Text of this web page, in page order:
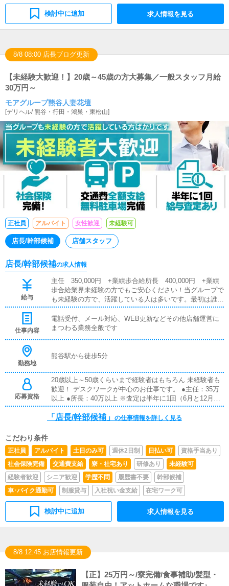
検討中に追加 求人情報を見る
8/8 08:00 店長ブログ更新
【未経験大歓迎！】20歳～45歳の方大募集／一般スタッフ月給
30万円～
モアグループ熊谷人妻花壇
[デリヘル/熊谷・行田・鴻巣・東松山]
正社員 アルバイト 女性歓迎 未経験可
店長/幹部候補 店舗スタッフ
店長/幹部候補の求人情報
給与
主任 350,000円 +業績歩合給所長 400,000円 +業績
歩合給業界未経験の方でもご安心ください！当グループで
も未経験の方で、活躍している人は多いです。最初は誰で
も初心者です！安心して、まずはご応募ください。安定し
た労働環境で貴方のやる気を発揮して下さい。営業職やサ
ービス業等から入社された方も多く、未経験でも安心して
仕事内容
電話受付、メール対応、WEB更新などその他店舗運営に
まつわる業務全般です
勤務地
熊谷駅から徒歩5分
応募資格
20歳以上～50歳くらいまで経験者はもちろん 未経験者も
歓迎！ デスクワークが中心のお仕事です。 ●主任：35万
以上 ●所長：40万以上 ※査定は半年に1回（6月と12月）
※業績連動の賞与あり ・管理職経験 ・営業・販売職経験
・広告代理店経験 ・Web制作会社経験 特に上記の経歴を
「店長/幹部候補」 の仕事情報を詳しく見る
こだわり条件
正社員 アルバイト 土日のみ可 週休2日制 日払い可
資格手当あり
社会保険完備
交通費支給 寮・社宅あり 研修あり
未経験可
経験者歓迎
シニア歓迎 学歴不問 履歴書不要
幹部候補
車･バイク通勤可
制服貸与 入社祝い金支給 在宅ワーク可
検討中に追加 求人情報を見る
8/8 12:45 お店情報更新
【正】25万円～/寮完備/食事補助/髪型・